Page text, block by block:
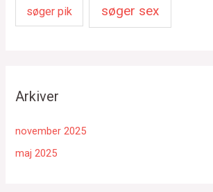
søger pik søger sex
Arkiver
november 2025
maj 2025